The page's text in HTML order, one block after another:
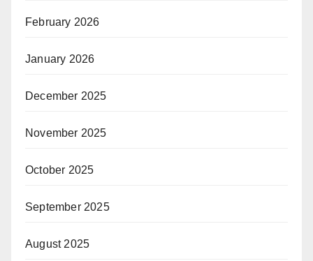
February 2026
January 2026
December 2025
November 2025
October 2025
September 2025
August 2025